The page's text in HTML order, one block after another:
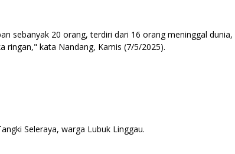
sebanyak 20 orang, terdiri dari 16 orang meninggal dunia,
ringan," kata Nandang, Kamis (7/5/2025).
Seleraya, warga Lubuk Linggau.